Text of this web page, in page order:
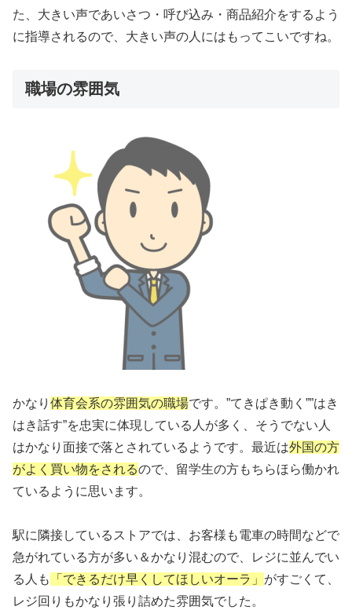
た、大きい声であいさつ・呼び込み・商品紹介をするよう
に指導されるので、大きい声の人にはもってこいですね。
職場の雰囲気
かなり 体育会系の雰囲気の職場です。”てきぱき動く””はき
はき話す”を忠実に体現している人が多く、そうでない人
はかなり面接で落とされているようです。最近は外国の方
がよく買い物をされるので、留学生の方もちらほら働かれ
ているように思います。
駅に隣接しているストアでは、お客様も電車の時間などで
急がれている方が多い＆かなり混むので、レジに並んでい
る人も
「できるだけ早くしてほしいオーラ」 がすごくて、
レジ回りもかなり張り詰めた雰囲気でした。